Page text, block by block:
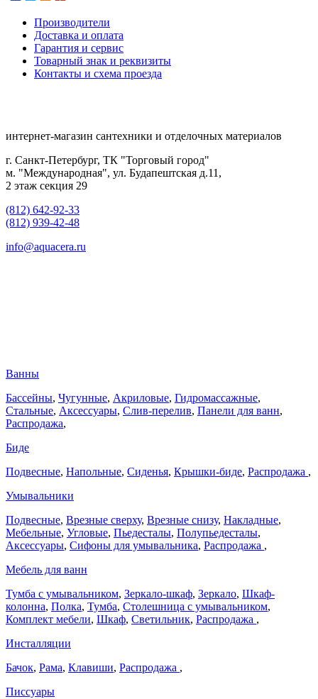
Производители
Доставка и оплата
Гарантия и сервис
Товарный знак и реквизиты
Контакты и схема проезда
интернет-магазин сантехники и отделочных материалов
г. Санкт-Петербург, ТК "Торговый город"
м. "Международная", ул. Будапештская д.11,
2 этаж секция 29
(812) 642-92-33
(812) 939-42-48
info@aquacera.ru
Ванны
Бассейны, Чугунные, Акриловые, Гидромассажные,
Стальные, Аксессуары, Слив-перелив, Панели для ванн,
Распродажа,
Биде
Подвесные, Напольные, Сиденья, Крышки-биде, Распродажа ,
Умывальники
Подвесные, Врезные сверху, Врезные снизу, Накладные,
Мебельные, Угловые, Пьедесталы, Полупьедесталы,
Аксессуары, Сифоны для умывальника, Распродажа ,
Мебель для ванн
Тумба с умывальником, Зеркало-шкаф, Зеркало, Шкаф-
колонна, Полка, Тумба, Столешница с умывальником,
Комплект мебели, Шкаф, Светильник, Распродажа ,
Инсталляции
Бачок, Рама, Клавиши, Распродажа ,
Писсуары